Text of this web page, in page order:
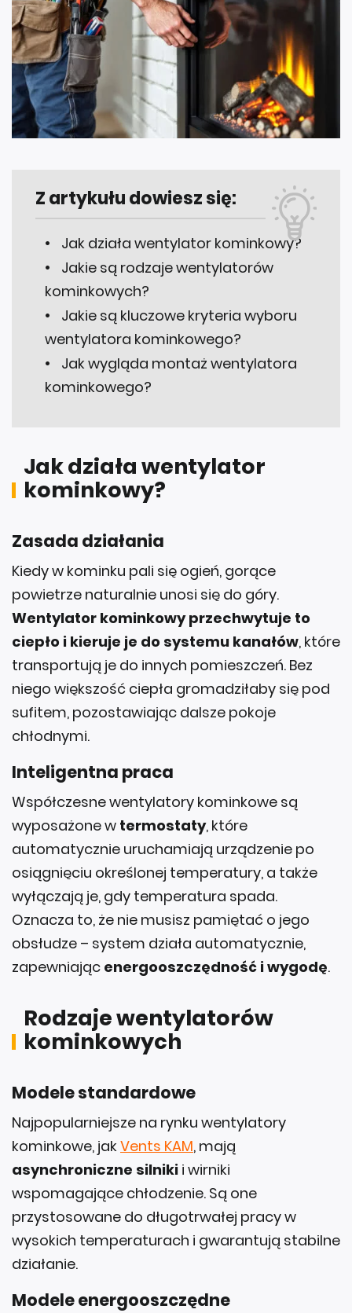
Z artykułu dowiesz się:
Jak działa wentylator kominkowy?
Jakie są rodzaje wentylatorów
kominkowych?
Jakie są kluczowe kryteria wyboru
wentylatora kominkowego?
Jak wygląda montaż wentylatora
kominkowego?
Jak działa wentylator
kominkowy?
Zasada działania
Kiedy w kominku pali się ogień, gorące
powietrze naturalnie unosi się do góry.
Wentylator kominkowy przechwytuje to
ciepło i kieruje je do systemu kanałów, które
transportują je do innych pomieszczeń. Bez
niego większość ciepła gromadziłaby się pod
sufitem, pozostawiając dalsze pokoje
chłodnymi.
Inteligentna praca
Współczesne wentylatory kominkowe są
wyposażone w termostaty, które
automatycznie uruchamiają urządzenie po
osiągnięciu określonej temperatury, a także
wyłączają je, gdy temperatura spada.
Oznacza to, że nie musisz pamiętać o jego
obsłudze – system działa automatycznie,
zapewniając energooszczędność i wygodę.
Rodzaje wentylatorów
kominkowych
Modele standardowe
Najpopularniejsze na rynku wentylatory
kominkowe, jakVents KAM, mają
asynchroniczne silniki i wirniki
wspomagające chłodzenie. Są one
przystosowane do długotrwałej pracy w
wysokich temperaturach i gwarantują stabilne
działanie.
Modele energooszczędne